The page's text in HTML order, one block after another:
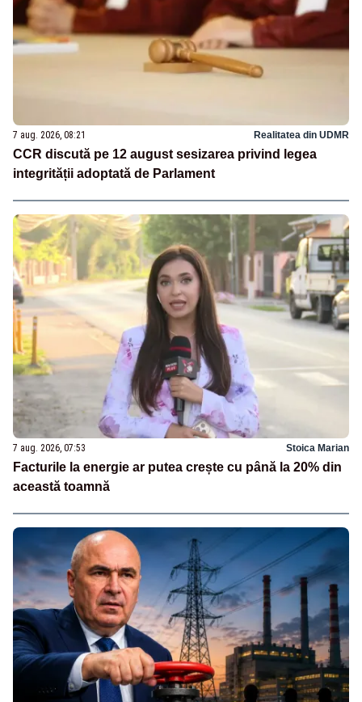
7 aug. 2026, 08:21 Realitatea din UDMR
CCR discută pe 12 august sesizarea privind legea
integrității adoptată de Parlament
7 aug. 2026, 07:53 Stoica Marian
Facturile la energie ar putea crește cu până la 20% din
această toamnă